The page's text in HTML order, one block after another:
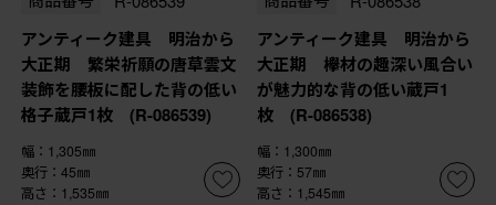
アンティーク建具 明治から
大正期 繁栄祈願の唐草雲文
装飾を腰板に配した背の低い
格子蔵戸1枚 (R-086539)
幅：1,305㎜
奥行：45㎜
高さ：1,535㎜
アンティーク建具 明治から
大正期 欅材の趣深い風合い
が魅力的な背の低い蔵戸1
枚 (R-086538)
幅：1,300㎜
奥行：57㎜
高さ：1,545㎜